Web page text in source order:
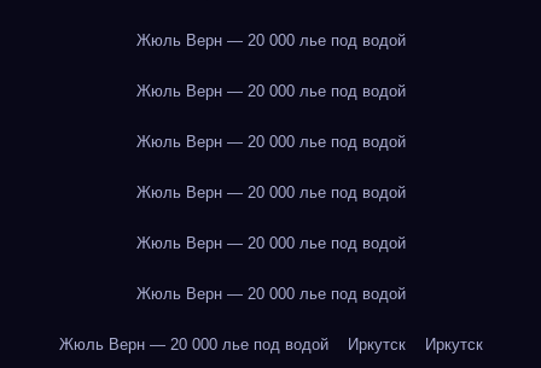
Жюль Верн — 20 000 лье под водой
Жюль Верн — 20 000 лье под водой
Жюль Верн — 20 000 лье под водой
Жюль Верн — 20 000 лье под водой
Жюль Верн — 20 000 лье под водой
Жюль Верн — 20 000 лье под водой
Жюль Верн — 20 000 лье под водой Иркутск Иркутск